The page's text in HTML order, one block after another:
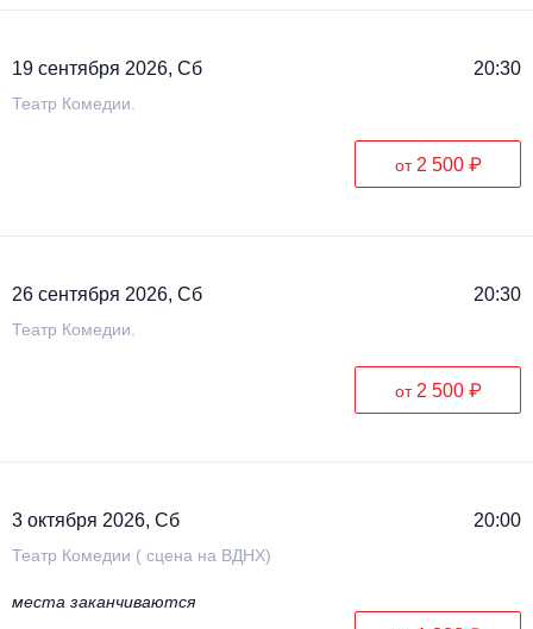
19 сентября 2026, Сб 20:30
Театр Комедии.
от 2 500 ₽
26 сентября 2026, Сб 20:30
Театр Комедии.
от 2 500 ₽
3 октября 2026, Сб 20:00
Театр Комедии ( сцена на ВДНХ)
места заканчиваются